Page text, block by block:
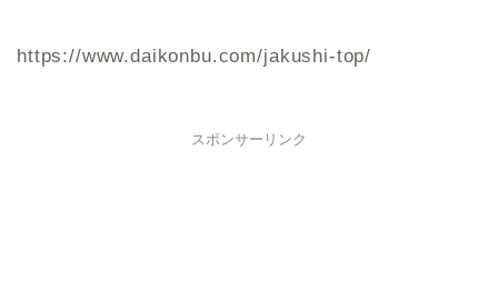
https://www.daikonbu.com/jakushi-top/
スポンサーリンク